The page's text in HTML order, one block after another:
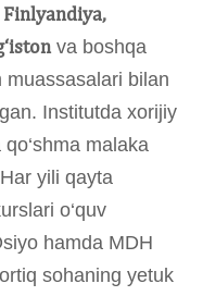
Finlyandiya,
va boshqa
muassasalari bilan
Institutda xorijiy
qo‘shma malaka
yili qayta
o‘quv
hamda MDH
sohaning yetuk